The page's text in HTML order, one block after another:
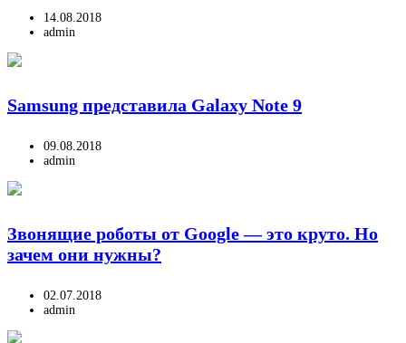
14.08.2018
admin
Samsung представила Galaxy Note 9
09.08.2018
admin
Звонящие роботы от Google — это круто. Но
зачем они нужны?
02.07.2018
admin